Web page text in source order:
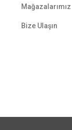
Mağazalarımız
Bize Ulaşın